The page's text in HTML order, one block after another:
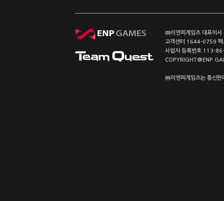
㈜이엔피게임즈 대표이
고객센터 1644-0759
사업자 등록번호 113-
COPYRIGHT@ENP
㈜이엔피게임즈는 통신판